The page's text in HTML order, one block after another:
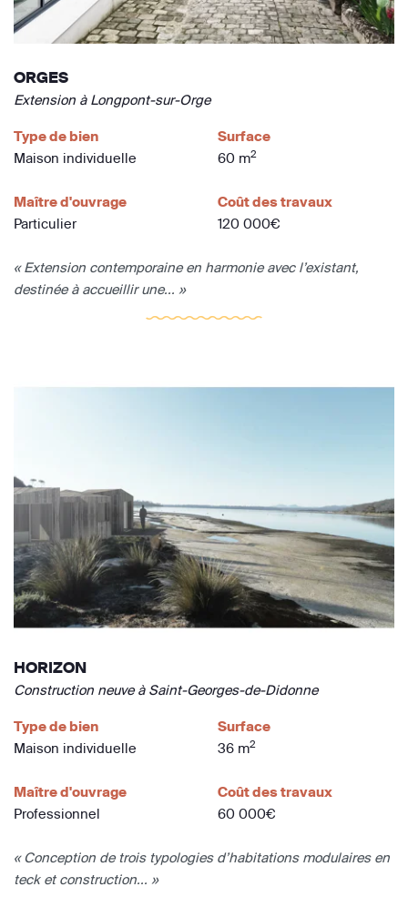
ORGES
Extension à Longpont-sur-Orge
Type de bien
Maison individuelle
Surface
60 m2
Maître d'ouvrage
Particulier
Coût des travaux
120 000€
« Extension contemporaine en harmonie avec l’existant,
destinée à accueillir une... »
HORIZON
Construction neuve à Saint-Georges-de-Didonne
Type de bien
Maison individuelle
Surface
36 m2
Maître d'ouvrage
Professionnel
Coût des travaux
60 000€
« Conception de trois typologies d’habitations modulaires en
teck et construction... »